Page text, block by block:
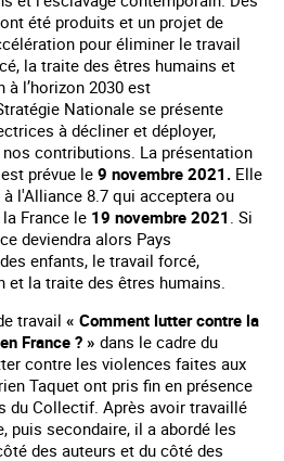
été produits et un projet de
pour éliminer le travail
la traite des êtres humains et
à l’horizon 2030 est
Nationale se présente
à décliner et déployer,
contributions. La présentation
prévue le 9 novembre 2021. Elle
l'Alliance 8.7 qui acceptera ou
France le 19 novembre 2021 . Si
deviendra alors Pays
enfants, le travail forcé,
et la traite des êtres humains.
travail « Comment lutter contre la
France ? » dans le cadre du
contre les violences faites aux
Taquet ont pris fin en présence
du Collectif. Après avoir travaillé
puis secondaire, il a abordé les
des auteurs et du côté des